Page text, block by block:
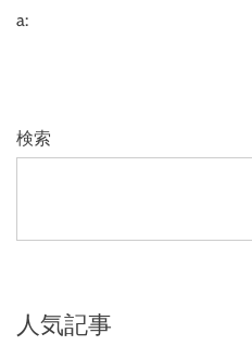
a:
検索
人気記事